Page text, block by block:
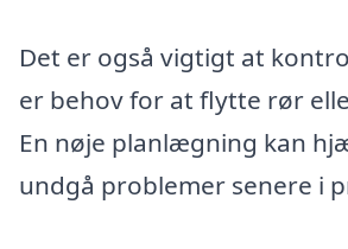
Det er også vigtigt at
er behov for at flytte rør
En nøje planlægning kan
undgå problemer senere i